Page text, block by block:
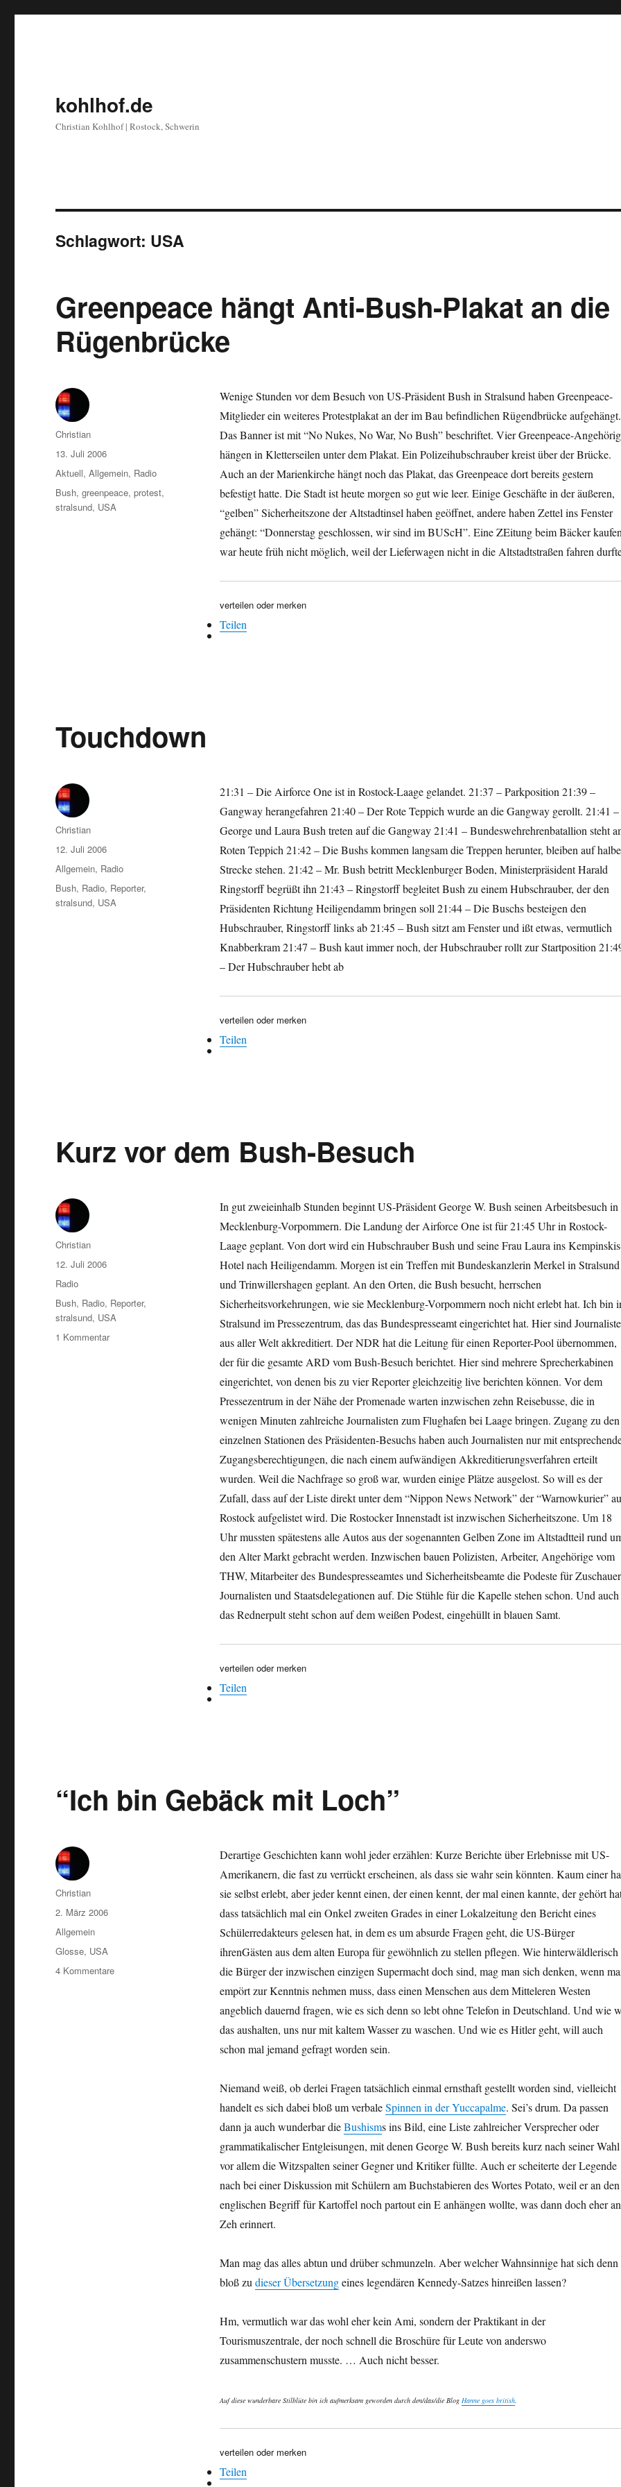
kohlhof.de
Christian Kohlhof | Rostock, Schwerin
Schlagwort: USA
Greenpeace hängt Anti-Bush-Plakat an die
Rügenbrücke
Wenige Stunden vor dem Besuch von US-Präsident Bush in Stralsund haben Greenpeace-
Mitglieder ein weiteres Protestplakat an der im Bau befindlichen Rügendbrücke aufgehängt.
Das Banner ist mit “No Nukes, No War, No Bush” beschriftet. Vier Greenpeace-
hängen in Kletterseilen unter dem Plakat. Ein Polizeihubschrauber kreist über der Brücke.
Auch an der Marienkirche hängt noch das Plakat, das Greenpeace dort bereits gestern
befestigt hatte. Die Stadt ist heute morgen so gut wie leer. Einige Geschäfte in der äußeren,
“gelben” Sicherheitszone der Altstadtinsel haben geöffnet, andere haben Zettel ins Fenster
gehängt: “Donnerstag geschlossen, wir sind im BUScH”. Eine ZEitung beim Bäcker
war heute früh nicht möglich, weil der Lieferwagen nicht in die Altstadtstraßen fahren
verteilen oder merken
Teilen
Autor
Christian
Veröffentlicht
am
13. Juli 2006
Kategorien
Aktuell,Allgemein, Radio
Schlagwörter
Bush,greenpeace,protest,
stralsund, USA
Touchdown
21:31 – Die Airforce One ist in Rostock-Laage gelandet. 21:37 – Parkposition 21:39 –
Gangway herangefahren 21:40 – Der Rote Teppich wurde an die Gangway gerollt. 21:41 –
George und Laura Bush treten auf die Gangway 21:41 – Bundeswehrehrenbatallion steht
Roten Teppich 21:42 – Die Bushs kommen langsam die Treppen herunter, bleiben auf
Strecke stehen. 21:42 – Mr. Bush betritt Mecklenburger Boden, Ministerpräsident Harald
Ringstorff begrüßt ihn 21:43 – Ringstorff begleitet Bush zu einem Hubschrauber, der den
Präsidenten Richtung Heiligendamm bringen soll 21:44 – Die Buschs besteigen den
Hubschrauber, Ringstorff links ab 21:45 – Bush sitzt am Fenster und ißt etwas, vermutlich
Knabberkram 21:47 – Bush kaut immer noch, der Hubschrauber rollt zur Startposition
– Der Hubschrauber hebt ab
verteilen oder merken
Teilen
Autor
Christian
Veröffentlicht
am
12. Juli 2006
Kategorien
Allgemein, Radio
Schlagwörter
Bush, Radio, Reporter,
stralsund, USA
Kurz vor dem Bush-Besuch
In gut zweieinhalb Stunden beginnt US-Präsident George W. Bush seinen Arbeitsbesuch in
Mecklenburg-Vorpommern. Die Landung der Airforce One ist für 21:45 Uhr in Rostock-
Laage geplant. Von dort wird ein Hubschrauber Bush und seine Frau Laura ins
Hotel nach Heiligendamm. Morgen ist ein Treffen mit Bundeskanzlerin Merkel in Stralsund
und Trinwillershagen geplant. An den Orten, die Bush besucht, herrschen
Sicherheitsvorkehrungen, wie sie Mecklenburg-Vorpommern noch nicht erlebt hat. Ich bin
Stralsund im Pressezentrum, das das Bundespresseamt eingerichtet hat. Hier sind
aus aller Welt akkreditiert. Der NDR hat die Leitung für einen Reporter-Pool übernommen,
der für die gesamte ARD vom Bush-Besuch berichtet. Hier sind mehrere Sprecherkabinen
eingerichtet, von denen bis zu vier Reporter gleichzeitig live berichten können. Vor dem
Pressezentrum in der Nähe der Promenade warten inzwischen zehn Reisebusse, die in
wenigen Minuten zahlreiche Journalisten zum Flughafen bei Laage bringen. Zugang zu den
einzelnen Stationen des Präsidenten-Besuchs haben auch Journalisten nur mit
Zugangsberechtigungen, die nach einem aufwändigen Akkreditierungsverfahren erteilt
wurden. Weil die Nachfrage so groß war, wurden einige Plätze ausgelost. So will es der
Zufall, dass auf der Liste direkt unter dem “Nippon News Network” der “Warnowkurier”
Rostock aufgelistet wird. Die Rostocker Innenstadt ist inzwischen Sicherheitszone. Um 18
Uhr mussten spätestens alle Autos aus der sogenannten Gelben Zone im Altstadtteil rund
den Alter Markt gebracht werden. Inzwischen bauen Polizisten, Arbeiter, Angehörige vom
THW, Mitarbeiter des Bundespresseamtes und Sicherheitsbeamte die Podeste für
Journalisten und Staatsdelegationen auf. Die Stühle für die Kapelle stehen schon. Und auch
das Rednerpult steht schon auf dem weißen Podest, eingehüllt in blauen Samt.
verteilen oder merken
Teilen
Autor
Christian
Veröffentlicht
am
12. Juli 2006
Kategorien
Radio
Schlagwörter
Bush, Radio, Reporter,
stralsund, USA
1 Kommentarzu
“Ich bin Gebäck mit Loch”
Derartige Geschichten kann wohl jeder erzählen: Kurze Berichte über Erlebnisse mit US-
Amerikanern, die fast zu verrückt erscheinen, als dass sie wahr sein könnten. Kaum einer
sie selbst erlebt, aber jeder kennt einen, der einen kennt, der mal einen kannte, der gehört
dass tatsächlich mal ein Onkel zweiten Grades in einer Lokalzeitung den Bericht eines
Schülerredakteurs gelesen hat, in dem es um absurde Fragen geht, die US-Bürger
ihrenGästen aus dem alten Europa für gewöhnlich zu stellen pflegen. Wie hinterwäldlerisch
die Bürger der inzwischen einzigen Supermacht doch sind, mag man sich denken, wenn
empört zur Kenntnis nehmen muss, dass einen Menschen aus dem Mitteleren Westen
angeblich dauernd fragen, wie es sich denn so lebt ohne Telefon in Deutschland. Und wie
das aushalten, uns nur mit kaltem Wasser zu waschen. Und wie es Hitler geht, will auch
schon mal jemand gefragt worden sein.
Niemand weiß, ob derlei Fragen tatsächlich einmal ernsthaft gestellt worden sind, vielleicht
handelt es sich dabei bloß um verbaleSpinnen in der Yuccapalme. Sei’s drum. Da passen
dann ja auch wunderbar dieBushisms ins Bild, eine Liste zahlreicher Versprecher oder
grammatikalischer Entgleisungen, mit denen George W. Bush bereits kurz nach seiner Wahl
vor allem die Witzspalten seiner Gegner und Kritiker füllte. Auch er scheiterte der Legende
nach bei einer Diskussion mit Schülern am Buchstabieren des Wortes Potato, weil er an den
englischen Begriff für Kartoffel noch partout ein E anhängen wollte, was dann doch eher an
Zeh erinnert.
Man mag das alles abtun und drüber schmunzeln. Aber welcher Wahnsinnige hat sich denn
bloß zu dieser Übersetzungeines legendären Kennedy-Satzes hinreißen lassen?
Hm, vermutlich war das wohl eher kein Ami, sondern der Praktikant in der
Tourismuszentrale, der noch schnell die Broschüre für Leute von anderswo
zusammenschustern musste. … Auch nicht besser.
Auf diese wunderbare Stilblüte bin ich aufmerksam geworden durch den/das/die Blog Hanne goes british.
verteilen oder merken
Teilen
Autor
Christian
Veröffentlicht
am
2. März 2006
Kategorien
Allgemein
Schlagwörter
Glosse, USA
4 Kommentarezu